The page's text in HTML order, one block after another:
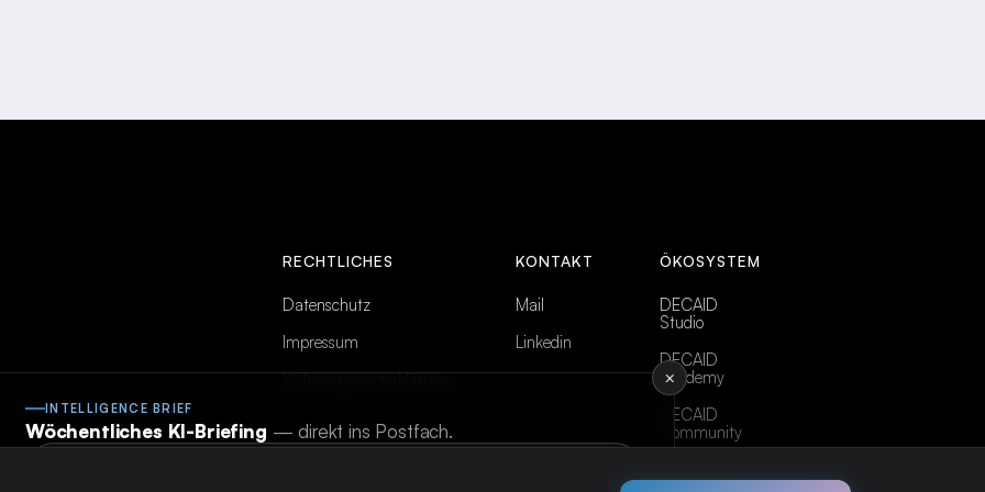
×
INTELLIGENCE BRIEF
Wöchentliches KI-Briefing — direkt ins Postfach.
RECHTLICHES
Datenschutz
Impressum
KI-Transparenzerklärung
KONTAKT
Mail
Linkedin
ÖKOSYSTEM
DECAID
Studio
DECAID
Academy
DECAID
Community